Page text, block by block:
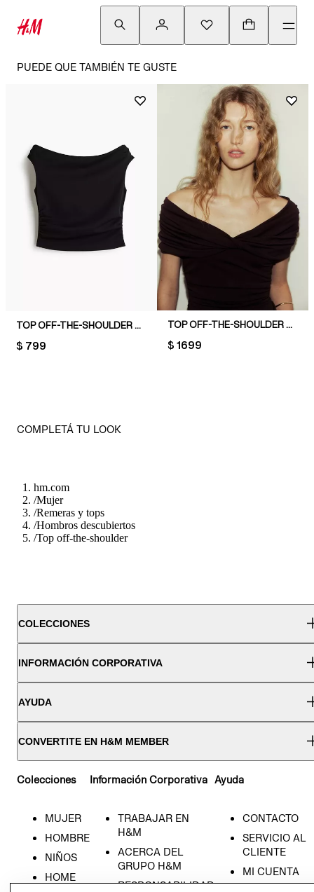
PUEDE QUE TAMBIÉN TE GUSTE
TOP OFF-THE-SHOULDER DRAPEADO
PRICE:
$ 799
TOP OFF-THE-SHOULDER CON DETALLE GIRADO
PRICE:
$ 1699
COMPLETÁ TU LOOK
hm.com
/Mujer
/Remeras y tops
/Hombros descubiertos
/Top off-the-shoulder
COLECCIONES
INFORMACIÓN CORPORATIVA
AYUDA
CONVERTITE EN H&M MEMBER
Colecciones
MUJER
HOMBRE
NIÑOS
HOME
Información Corporativa
TRABAJAR EN
H&M
ACERCA DEL
GRUPO H&M
RESPONSABILIDAD
Ayuda
CONTACTO
SERVICIO AL
CLIENTE
MI CUENTA